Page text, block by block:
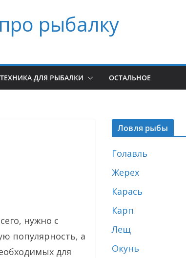
рыбалку
ТЕХНИКА ДЛЯ РЫБАЛКИ ОСТАЛЬНОЕ
нужно с
популярность, а
для
Ловля рыбы
Голавль
Жерех
Карась
Карп
Лещ
Окунь